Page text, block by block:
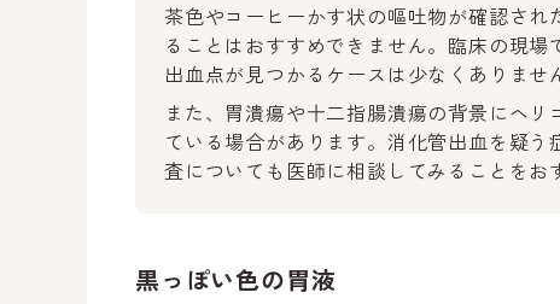
茶色やコーヒーかす状の嘔吐物が確認さ
ることはおすすめできません。臨床の現
出血点が見つかるケースは少なくありませ
また、胃潰瘍や十二指腸潰瘍の背景にヘ
ている場合があります。消化管出血を疑
査についても医師に相談してみることをお
黒っぽい色の胃液